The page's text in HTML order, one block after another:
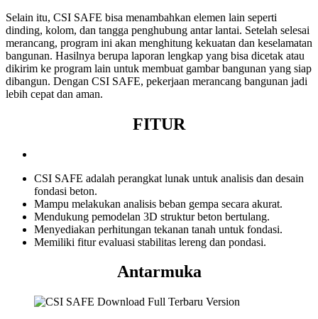
Selain itu, CSI SAFE bisa menambahkan elemen lain seperti
dinding, kolom, dan tangga penghubung antar lantai. Setelah selesai
merancang, program ini akan menghitung kekuatan dan keselamatan
bangunan. Hasilnya berupa laporan lengkap yang bisa dicetak atau
dikirim ke program lain untuk membuat gambar bangunan yang siap
dibangun. Dengan CSI SAFE, pekerjaan merancang bangunan jadi
lebih cepat dan aman.
FITUR
CSI SAFE adalah perangkat lunak untuk analisis dan desain
fondasi beton.
Mampu melakukan analisis beban gempa secara akurat.
Mendukung pemodelan 3D struktur beton bertulang.
Menyediakan perhitungan tekanan tanah untuk fondasi.
Memiliki fitur evaluasi stabilitas lereng dan pondasi.
Antarmuka